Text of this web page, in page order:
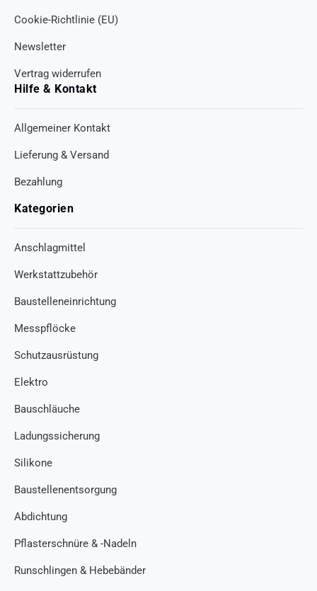
Cookie-Richtlinie (EU)
Newsletter
Vertrag widerrufen
Hilfe & Kontakt
Allgemeiner Kontakt
Lieferung & Versand
Bezahlung
Kategorien
Anschlagmittel
Werkstattzubehör
Baustelleneinrichtung
Messpflöcke
Schutzausrüstung
Elektro
Bauschläuche
Ladungssicherung
Silikone
Baustellenentsorgung
Abdichtung
Pflasterschnüre & -Nadeln
Runschlingen & Hebebänder